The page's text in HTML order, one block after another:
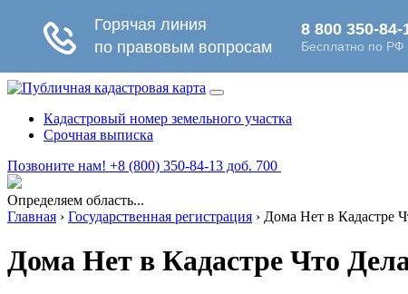
Кадастровый номер земельного участка
Срочная выписка
Позвоните нам! +8 (800) 350-84-13 доб. 700
Определяем область...
Главная › Государственная регистрация › Дома Нет в Кадастре
Дома Нет в Кадастре Что